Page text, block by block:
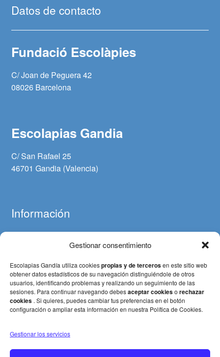
Gestionar consentimiento
Escolapias Gandía utiliza cookiespropias y de tercerosen este sitio web
obtener datos estadísticos de su navegación distinguiéndole de otros
usuarios, identificando problemas y realizando un seguimiento de las
sesiones. Para continuar navegando debesaceptar cookieso rechazar
cookies . Si quieres, puedes cambiar tus preferencias en el botón
configuración o ampliar esta información en nuestra Política de Cookies.
Gestionar los servicios
Datos de contacto
Fundació Escolàpies
C/ Joan de Peguera 42
08026 Barcelona
Escolapias Gandia
C/ San Rafael 25
46701 Gandia (Valencia)
Información
Política de cookies
Política de privacidad
Términos y condiciones (Pagos y devoluciones)